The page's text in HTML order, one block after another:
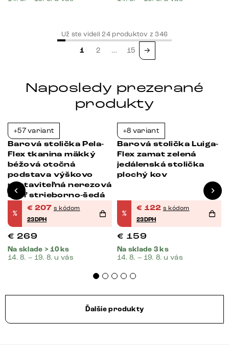
Už ste videli24 produktov z346
1 2 … 15 →
Naposledy prezerané
produkty
+57 variant
Barová stolička Pela-
Flex tkanina mäkký
béžová otočná
podstava výškovo
nastaviteľná nerezová
oceľ strieborno-šedá
%
€ 207 s kódom
23DPH
€ 269
Na sklade > 10 ks
14. 8. – 19. 8. u vás
+8 variant
Barová stolička Luiga-
Flex zamat zelená
jedálenská stolička
plochý kov
%
€ 122 s kódom
23DPH
€ 159
Na sklade 3 ks
14. 8. – 19. 8. u vás
Ďalšie produkty